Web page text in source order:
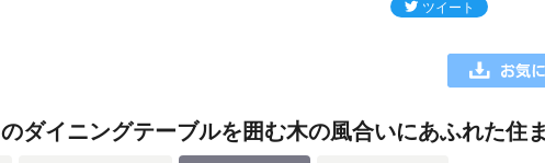
ダイニングテーブルを囲む木の風合いにあふれた住ま